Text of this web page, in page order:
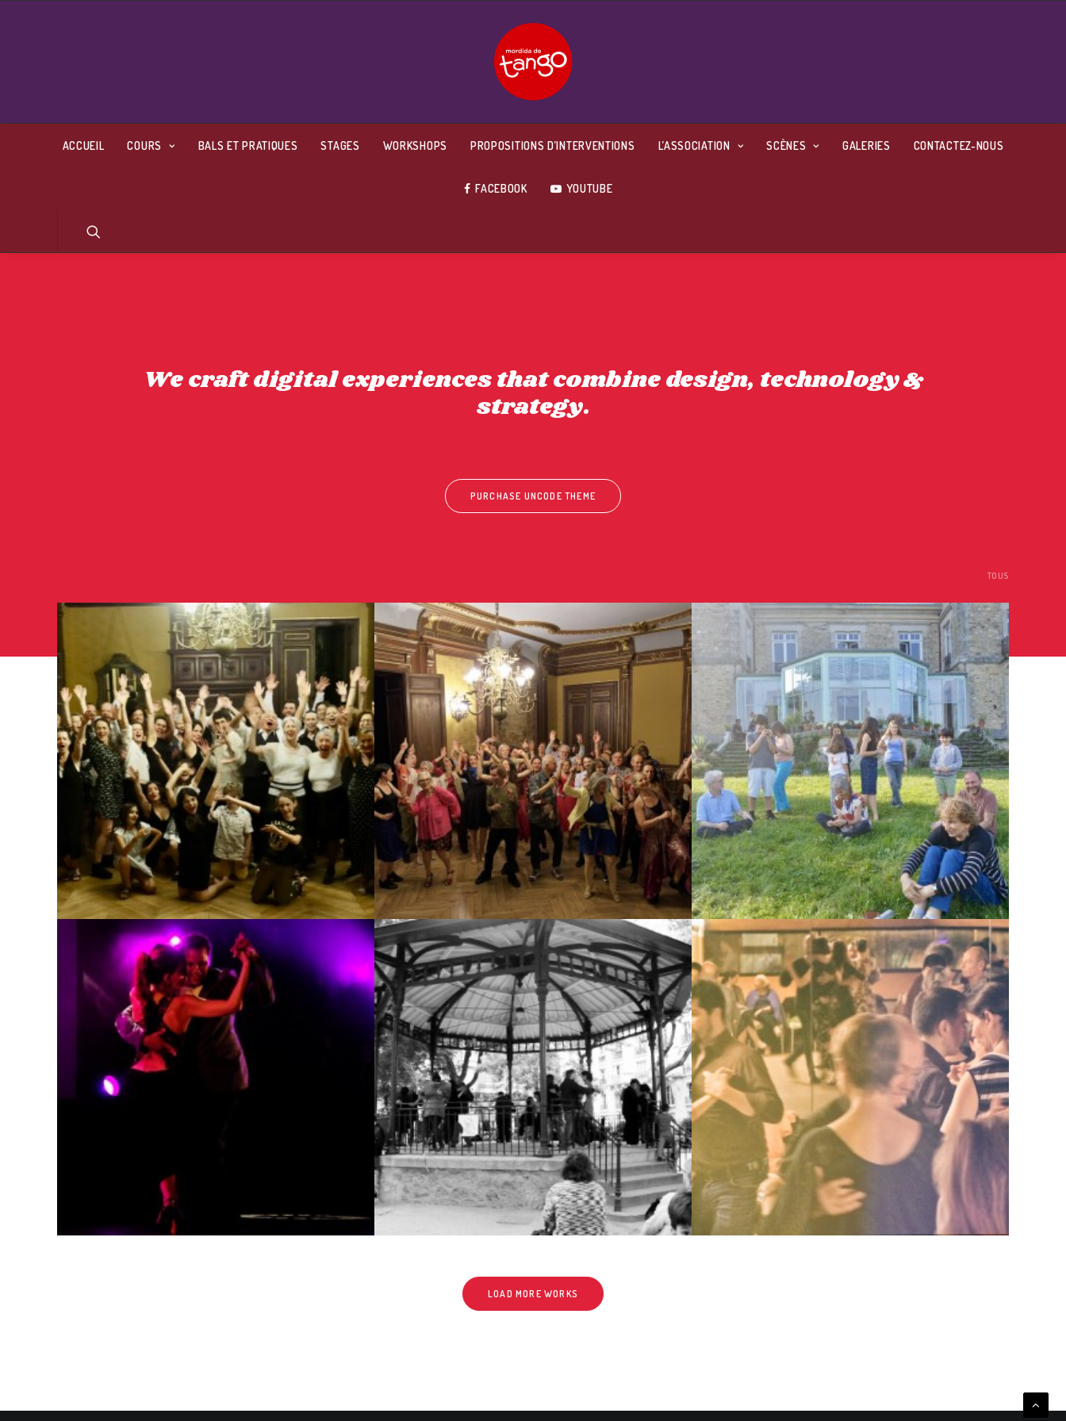
ACCUEIL COURS BALS ET PRATIQUES STAGES WORKSHOPS PROPOSITIONS D’INTERVENTIONS L’ASSOCIATION SCÈNES GALERIES CONTACTEZ-NOUS
FACEBOOK YOUTUBE
We craft digital experiences that combine design, technology &
strategy.
PURCHASE UNCODE THEME
TOUS
LOAD MORE WORKS